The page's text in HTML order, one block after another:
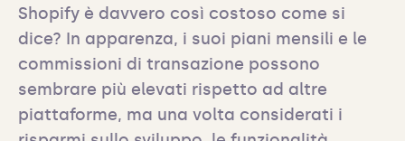
Shopify è davvero così costoso come si
dice? In apparenza, i suoi piani mensili e le
commissioni di transazione possono
sembrare più elevati rispetto ad altre
piattaforme, ma una volta considerati i